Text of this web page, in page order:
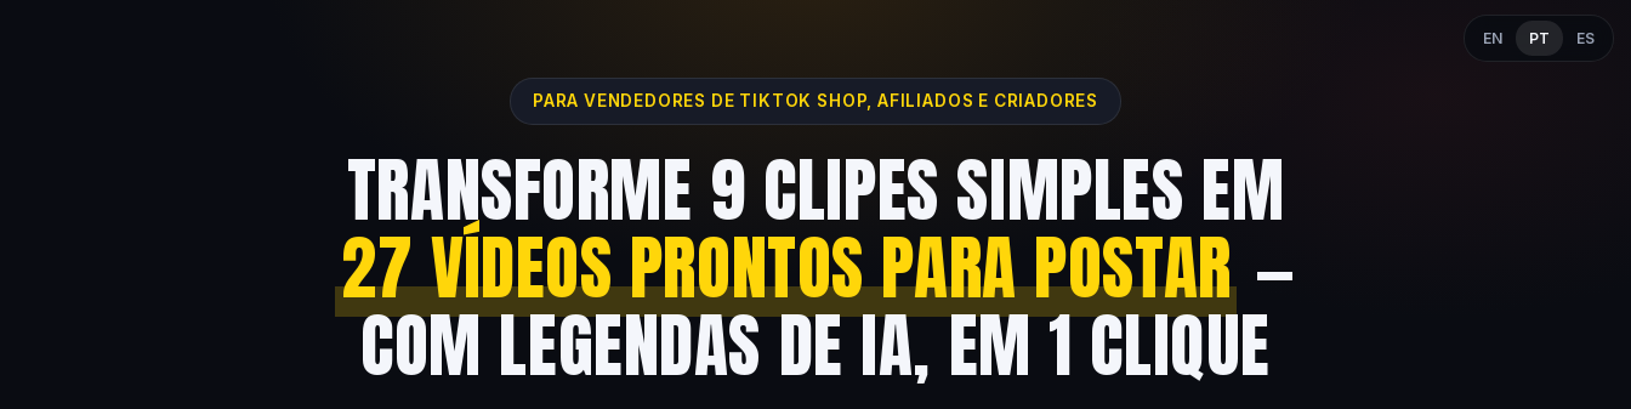
EN PT ES
PARA VENDEDORES DE TIKTOK SHOP, AFILIADOS E CRIADORES
TRANSFORME 9 CLIPES SIMPLES EM
27 VÍDEOS PRONTOS PARA POSTAR —
COM LEGENDAS DE IA, EM 1 CLIQUE